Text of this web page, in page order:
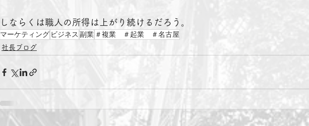
しならくは職人の所得は上がり続けるだろう。
マーケティング ビジネス 副業 ＃複業 ＃起業 ＃名古屋
社長ブログ